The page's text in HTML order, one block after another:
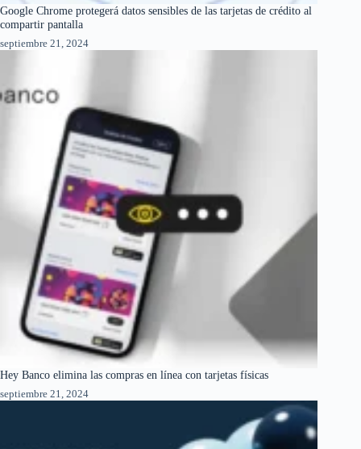
Google Chrome protegerá datos sensibles de las tarjetas de crédito al
compartir pantalla
septiembre 21, 2024
Hey Banco elimina las compras en línea con tarjetas físicas
septiembre 21, 2024